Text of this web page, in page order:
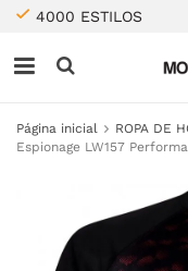
4000 ESTILOS
Página inicial ROPA DE
Espionage LW157